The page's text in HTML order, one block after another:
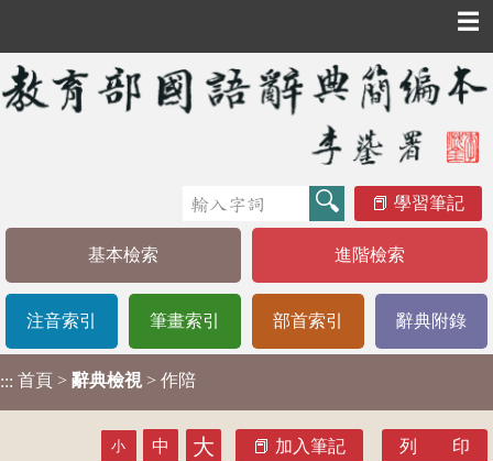
☰
學習筆記
基本檢索 進階檢索
注音索引 筆畫索引 部首索引 辭典附錄
::: 首頁 > 辭典檢視 > 作陪
小 中 大 加入筆記 列 印